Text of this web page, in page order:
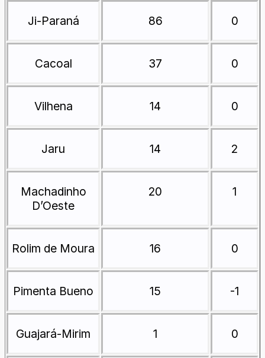
Ji-Paraná 86 0
Cacoal 37 0
Vilhena 14 0
Jaru 14 2
Machadinho
D’Oeste
20 1
Rolim de Moura 16 0
Pimenta Bueno 15 -1
Guajará-Mirim 1 0